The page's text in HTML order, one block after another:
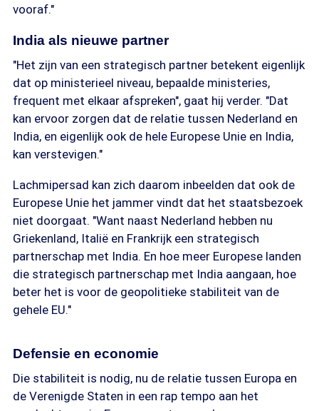
vooraf."
India als nieuwe partner
"Het zijn van een strategisch partner betekent eigenlijk
dat op ministerieel niveau, bepaalde ministeries,
frequent met elkaar afspreken", gaat hij verder. "Dat
kan ervoor zorgen dat de relatie tussen Nederland en
India, en eigenlijk ook de hele Europese Unie en India,
kan verstevigen."
Lachmipersad kan zich daarom inbeelden dat ook de
Europese Unie het jammer vindt dat het staatsbezoek
niet doorgaat. "Want naast Nederland hebben nu
Griekenland, Italië en Frankrijk een strategisch
partnerschap met India. En hoe meer Europese landen
die strategisch partnerschap met India aangaan, hoe
beter het is voor de geopolitieke stabiliteit van de
gehele EU."
Defensie en economie
Die stabiliteit is nodig, nu de relatie tussen Europa en
de Verenigde Staten in een rap tempo aan het